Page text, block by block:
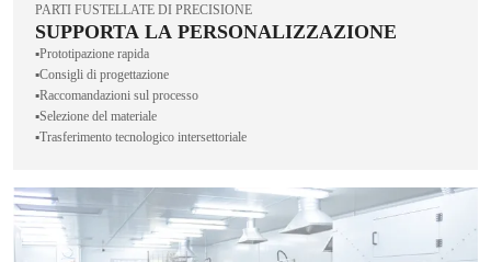
PARTI FUSTELLATE DI PRECISIONE
SUPPORTA LA PERSONALIZZAZIONE
▪️Prototipazione rapida
▪️Consigli di progettazione
▪️Raccomandazioni sul processo
▪️Selezione del materiale
▪️Trasferimento tecnologico intersettoriale